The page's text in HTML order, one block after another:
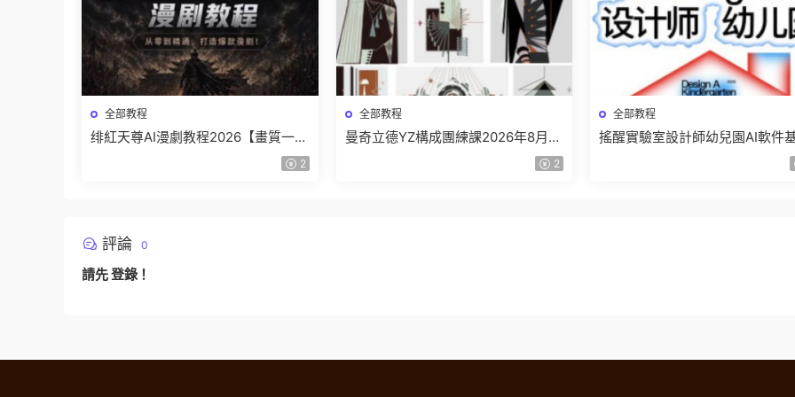
全部教程
绯紅天尊AI漫劇教程2026【畫質一般
2
全部教程
曼奇立德YZ構成團練課2026年8月已
2
全部教程
搖醒實驗室設計師幼兒園AI軟件
評論 0
請先登錄 ！